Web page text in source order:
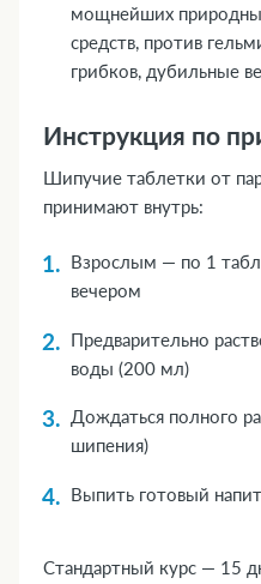
мощнейших
средств, против
грибков, дубильные
Инструкция по
Шипучие таблетки от
принимают внутрь:
Взрослым — по 1
вечером
Предварительно
воды (200 мл)
Дождаться полного
шипения)
Выпить готовый
Стандартный курс — 15